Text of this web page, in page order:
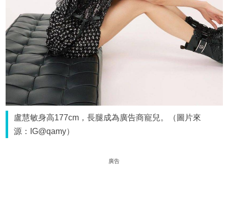
盧慧敏身高177cm，長腿成為廣告商寵兒。（圖片來
源：IG@qamy）
廣告